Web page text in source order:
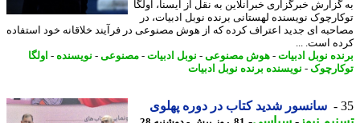
خبرگزاری خبرآنلاین به نقل از ایسنا، اولگا
نویسنده لهستانی برنده نوبل ادبیات، در
ای جدید اعتراف کرده که از هوش مصنوعی در فرآیند خلاقانه خود استفاده
است. ...
نوبل ادبیات-هوش مصنوعی-نوبل ادبیات-مصنوعی-نویسنده-اولگا
-نویسنده برنده نوبل ادبیات
سانسور شدید کتاب در دوره پهلوی